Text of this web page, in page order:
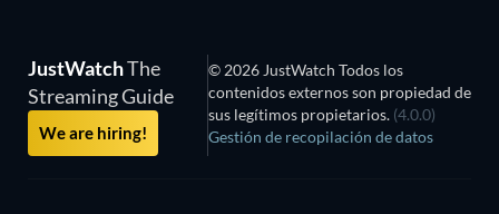
JustWatchThe
Streaming Guide
We are hiring!
© 2026 JustWatch Todos los
contenidos externos son propiedad de
sus legítimos propietarios. (4.0.0)
Gestión de recopilación de datos